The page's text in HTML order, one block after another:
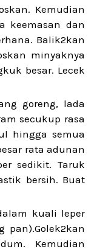
Kemudian
keemasan dan
Balik2kan
minyaknya
besar. Lecek
goreng, lada
secukup rasa
hingga semua
rata adunan
sedikit. Taruk
bersih. Buat
kuali leper
Kemudian